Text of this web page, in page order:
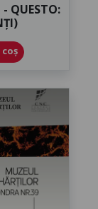
QUESTO: